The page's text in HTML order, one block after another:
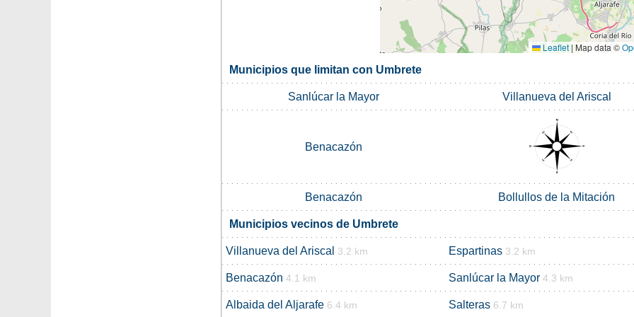
Leaflet | Map data ©
Municipios que limitan con Umbrete
Sanlúcar la Mayor Villanueva del Ariscal
Benacazón
Benacazón Bollullos de la Mitación
Municipios vecinos de Umbrete
Villanueva del Ariscal 3.2 km Espartinas 3.2 km
Benacazón 4.1 km Sanlúcar la Mayor 4.3 km
Albaida del Aljarafe 6.4 km Salteras 6.7 km